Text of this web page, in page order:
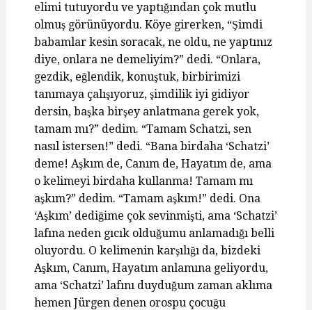
elimi tutuyordu ve yaptığından çok mutlu
olmuş görünüyordu. Köye girerken, “Şimdi
babamlar kesin soracak, ne oldu, ne yaptınız
diye, onlara ne demeliyim?” dedi. “Onlara,
gezdik, eğlendik, konuştuk, birbirimizi
tanımaya çalışıyoruz, şimdilik iyi gidiyor
dersin, başka birşey anlatmana gerek yok,
tamam mı?” dedim. “Tamam Schatzi, sen
nasıl istersen!” dedi. “Bana birdaha ‘Schatzi’
deme! Aşkım de, Canım de, Hayatım de, ama
o kelimeyi birdaha kullanma! Tamam mı
aşkım?” dedim. “Tamam aşkım!” dedi. Ona
‘Aşkım’ dediğime çok sevinmişti, ama ‘Schatzi’
lafına neden gıcık olduğumu anlamadığı belli
oluyordu. O kelimenin karşılığı da, bizdeki
Aşkım, Canım, Hayatım anlamına geliyordu,
ama ‘Schatzi’ lafını duyduğum zaman aklıma
hemen Jürgen denen orospu çocuğu